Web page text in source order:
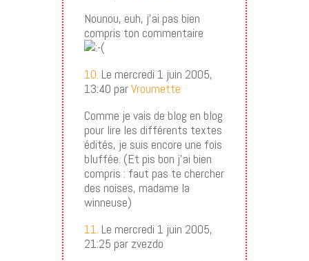
Nounou, euh, j’ai pas bien
compris ton commentaire
10. Le mercredi 1 juin 2005,
13:40 parVroumette
Comme je vais de blog en blog
pour lire les différents textes
édités, je suis encore une fois
bluffée. (Et pis bon j’ai bien
compris : faut pas te chercher
des noises, madame la
winneuse)
11. Le mercredi 1 juin 2005,
21:25 par zvezdo